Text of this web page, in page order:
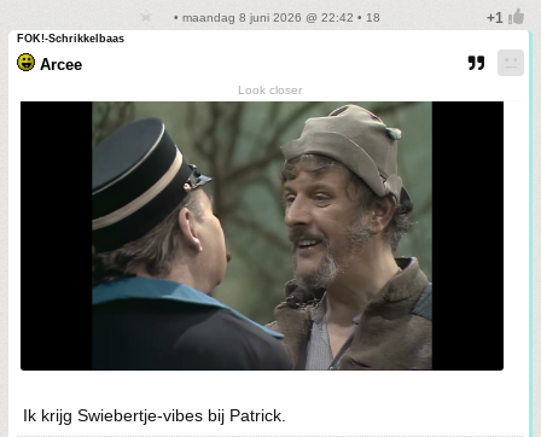
• maandag 8 juni 2026 @ 22:42 • 18
FOK!-Schrikkelbaas
Arcee
Look closer
Ik krijg Swiebertje-vibes bij Patrick.